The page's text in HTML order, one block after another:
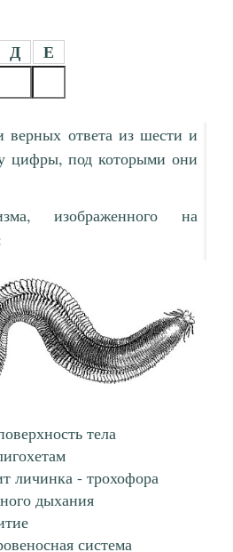
Д Е
верных ответа из шести и
цифры, под которыми они
изображенного на
тела
личинка - трохофора
дыхания
система